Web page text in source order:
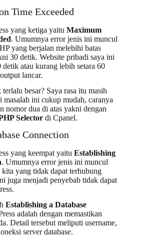
Time Exceeded
yang ketiga yaitu Maximum
. Umumnya error jenis ini muncul
yang berjalan melebihi batas
30 detik. Website pribadi saya ini
atau kurang lebih setara 60
lancar.
besar? Saya rasa itu masih
masalah ini cukup mudah, caranya
nomor dua di atas yakni dengan
Selector di Cpanel.
Connection
yang keempat yaitu Establishing
. Umumnya error jenis ini muncul
yang tidak dapat terhubung
juga menjadi penyebab tidak dapat
Establishing a Database
adalah dengan memastikan
Detail tersebut meliputi username,
server database.